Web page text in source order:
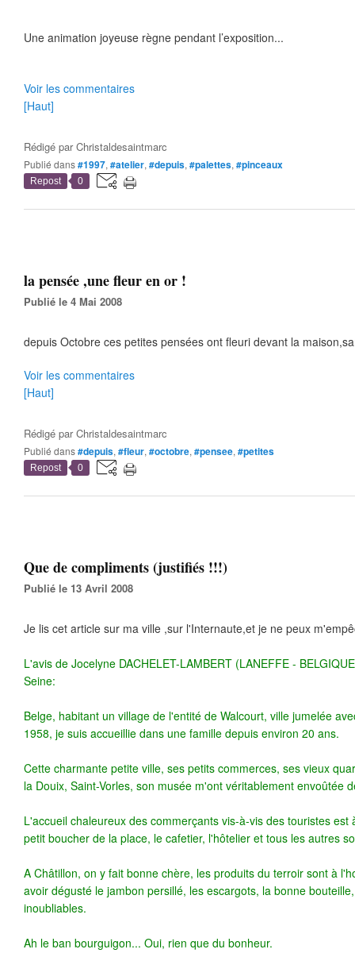
Une animation joyeuse règne pendant l’exposition...
Voir les commentaires
[Haut]
Rédigé parChristaldesaintmarc
Publié dans#1997, #atelier, #depuis, #palettes, #pinceaux
Repost 0
la pensée ,une fleur en or !
Publié le 4 Mai 2008
depuis Octobre ces petites pensées ont fleuri devant la
Voir les commentaires
[Haut]
Rédigé parChristaldesaintmarc
Publié dans#depuis, #fleur, #octobre, #pensee, #petites
Repost 0
Que de compliments (justifiés !!!)
Publié le 13 Avril 2008
Je lis cet article sur ma ville ,sur l'Internaute,et je ne peux
L'avis de Jocelyne DACHELET-LAMBERT (LANEFFE -
Seine:
Belge, habitant un village de l'entité de Walcourt, ville jumelée
1958, je suis accueillie dans une famille depuis environ 20 ans.
Cette charmante petite ville, ses petits commerces, ses vieux
la Douix, Saint-Vorles, son musée m'ont véritablement envoûtée
L'accueil chaleureux des commerçants vis-à-vis des touristes est
petit boucher de la place, le cafetier, l'hôtelier et tous les autres
A Châtillon, on y fait bonne chère, les produits du terroir sont à
avoir dégusté le jambon persillé, les escargots, la bonne
inoubliables.
Ah le ban bourguigon... Oui, rien que du bonheur.